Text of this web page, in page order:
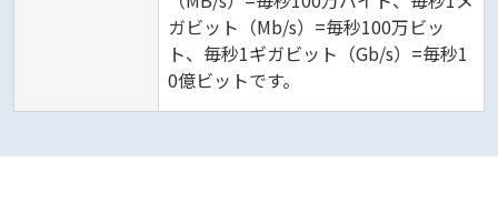
ガビット（Mb/s）=毎秒100万ビッ
ト、毎秒1ギガビット（Gb/s）=毎秒1
0億ビットです。